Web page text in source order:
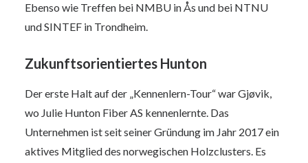
Ebenso wie Treffen bei NMBU in Ås und bei NTNU
und SINTEF in Trondheim.
Zukunftsorientiertes Hunton
Der erste Halt auf der „Kennenlern-Tour“ war Gjøvik,
wo Julie Hunton Fiber AS kennenlernte. Das
Unternehmen ist seit seiner Gründung im Jahr 2017 ein
aktives Mitglied des norwegischen Holzclusters. Es